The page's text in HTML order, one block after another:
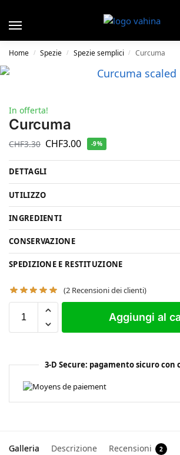
Home / Spezie / Spezie semplici / Curcuma
In offerta!
Curcuma
CHF3.30 CHF3.00 -9%
DETTAGLI
UTILIZZO
INGREDIENTI
CONSERVAZIONE
SPEDIZIONE E RESTITUZIONE
(2 Recensioni dei clienti)
Aggiungi al
3-D Secure: pagamento sicuro
Galleria Descrizione Recensioni 2